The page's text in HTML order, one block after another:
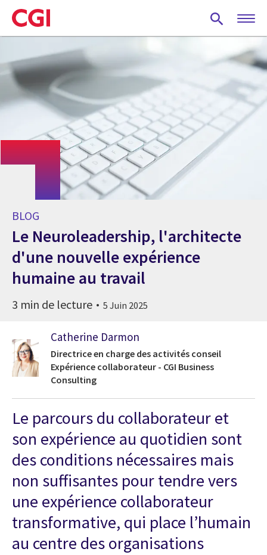
Skip
to
main
BLOG
Le Neuroleadership, l'architecte
d'une nouvelle expérience
humaine au travail
3 min de lecture 5 Juin 2025
Catherine Darmon
Directrice en charge des activités conseil
Expérience collaborateur - CGI Business
Consulting
Le parcours du collaborateur et
son expérience au quotidien sont
des conditions nécessaires mais
non suffisantes pour tendre vers
une expérience collaborateur
transformative, qui place l’humain
au centre des organisations